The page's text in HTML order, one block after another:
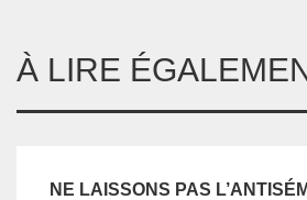
À LIRE
NE LAISSONS PAS